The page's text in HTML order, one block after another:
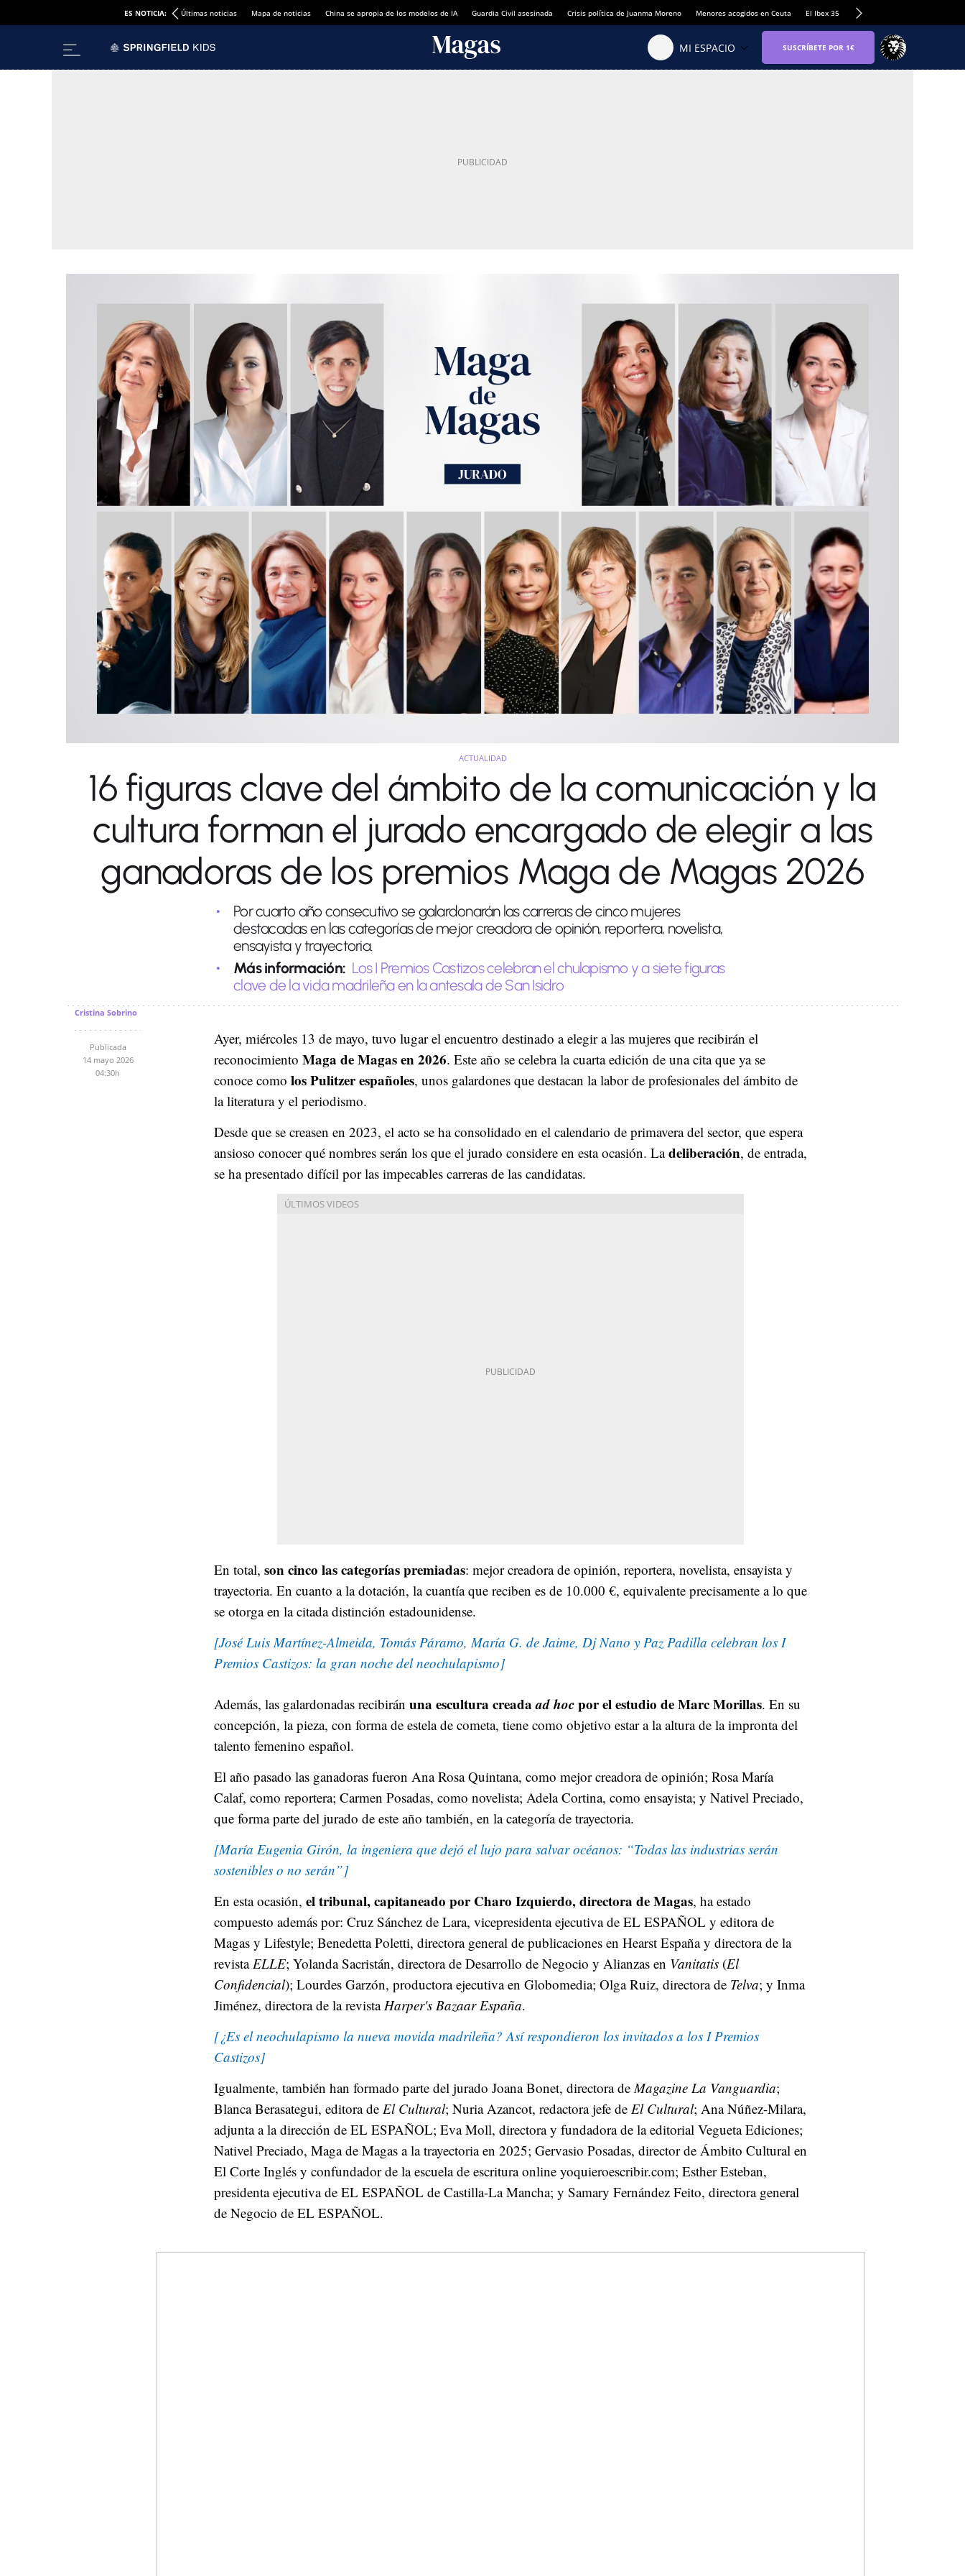
ES NOTICIA: Últimas noticias Mapa de noticias China se apropia de los modelos de IA Guardia Civil asesinada Crisis política de Juanma Moreno Menores acogidos en Ceuta El Ibex 35 Llamadas de alerta Sánchez
ACTUALIDAD
16 figuras clave del ámbito de la comunicación y la
cultura forman el jurado encargado de elegir a las
ganadoras de los premios Maga de Magas 2026
Por cuarto año consecutivo se galardonarán las carreras de cinco mujeres
destacadas en las categorías de mejor creadora de opinión, reportera, novelista,
ensayista y trayectoria.
Más información: Los I Premios Castizos celebran el chulapismo y a siete figuras
clave de la vida madrileña en la antesala de San Isidro
Cristina Sobrino
Publicada
14 mayo 2026
04:30h
Ayer, miércoles 13 de mayo, tuvo lugar el encuentro destinado a elegir a las mujeres que recibirán el
reconocimiento Maga de Magas en 2026. Este año se celebra la cuarta edición de una cita que ya se
conoce como los Pulitzer españoles, unos galardones que destacan la labor de profesionales del ámbito de
la literatura y el periodismo.
Desde que se creasen en 2023, el acto se ha consolidado en el calendario de primavera del sector, que espera
ansioso conocer qué nombres serán los que el jurado considere en esta ocasión. Ladeliberación, de entrada,
se ha presentado difícil por las impecables carreras de las candidatas.
En total, son cinco las categorías premiadas: mejor creadora de opinión, reportera, novelista, ensayista y
trayectoria. En cuanto a la dotación, la cuantía que reciben es de 10.000 €, equivalente precisamente a lo que
se otorga en la citada distinción estadounidense.
[José Luis Martínez-Almeida, Tomás Páramo, María G. de Jaime, Dj Nano y Paz Padilla celebran los I
Premios Castizos: la gran noche del neochulapismo]
Además, las galardonadas recibirán una escultura creadaad hocpor el estudio de Marc Morillas. En su
concepción, la pieza, con forma de estela de cometa, tiene como objetivo estar a la altura de la impronta del
talento femenino español.
El año pasado las ganadoras fueron Ana Rosa Quintana, como mejor creadora de opinión; Rosa María
Calaf, como reportera; Carmen Posadas, como novelista; Adela Cortina, como ensayista; y Nativel Preciado,
que forma parte del jurado de este año también, en la categoría de trayectoria.
[María Eugenia Girón, la ingeniera que dejó el lujo para salvar océanos: “Todas las industrias serán
sostenibles o no serán”]
En esta ocasión, el tribunal, capitaneado por Charo Izquierdo, directora de Magas, ha estado
compuesto además por: Cruz Sánchez de Lara, vicepresidenta ejecutiva de EL ESPAÑOL y editora de
Magas y Lifestyle; Benedetta Poletti, directora general de publicaciones en Hearst España y directora de la
revista ELLE; Yolanda Sacristán, directora de Desarrollo de Negocio y Alianzas en Vanitatis (El
Confidencial); Lourdes Garzón, productora ejecutiva en Globomedia; Olga Ruiz, directora de Telva; y Inma
Jiménez, directora de la revista Harper's Bazaar España.
[¿Es el neochulapismo la nueva movida madrileña? Así respondieron los invitados a los I Premios
Castizos]
Igualmente, también han formado parte del jurado Joana Bonet, directora de Magazine La Vanguardia;
Blanca Berasategui, editora de El Cultural; Nuria Azancot, redactora jefe de El Cultural; Ana Núñez-Milara,
adjunta a la dirección de EL ESPAÑOL; Eva Moll, directora y fundadora de la editorial Vegueta Ediciones;
Nativel Preciado, Maga de Magas a la trayectoria en 2025; Gervasio Posadas, director de Ámbito Cultural en
El Corte Inglés y confundador de la escuela de escritura online yoquieroescribir.com; Esther Esteban,
presidenta ejecutiva de EL ESPAÑOL de Castilla-La Mancha; y Samary Fernández Feito, directora general
de Negocio de EL ESPAÑOL.